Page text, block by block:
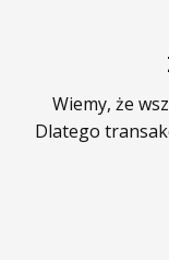
Wiemy, że
Dlatego